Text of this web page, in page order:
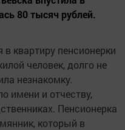
80 тысяч рублей.
квартиру пенсионерки
человек, долго не
незнакомку.
имени и отчеству,
Пенсионерка
который в